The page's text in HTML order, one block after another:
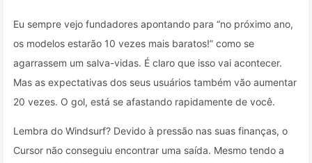
Eu sempre vejo fundadores apontando para “no próximo ano,
os modelos estarão 10 vezes mais baratos!” como se
agarrassem um salva-vidas. É claro que isso vai acontecer.
Mas as expectativas dos seus usuários também vão aumentar
20 vezes. O gol, está se afastando rapidamente de você.
Lembra do Windsurf? Devido à pressão nas suas finanças, o
Cursor não conseguiu encontrar uma saída. Mesmo tendo a